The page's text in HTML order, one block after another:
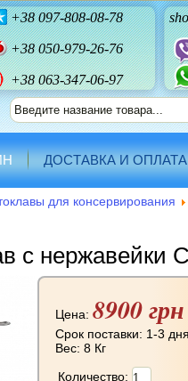
+38097-808-08-78
+38050-979-26-76
+38 063-347-06-97
ДОСТАВКА И ОПЛАТА
для консервирования
с нержавейки
Цена:8900 грн
Срок поставки: 1-3 дня
Вес:8 Кг
Количество: